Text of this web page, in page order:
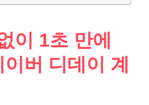
이 1초 만에
이버 디데이 계